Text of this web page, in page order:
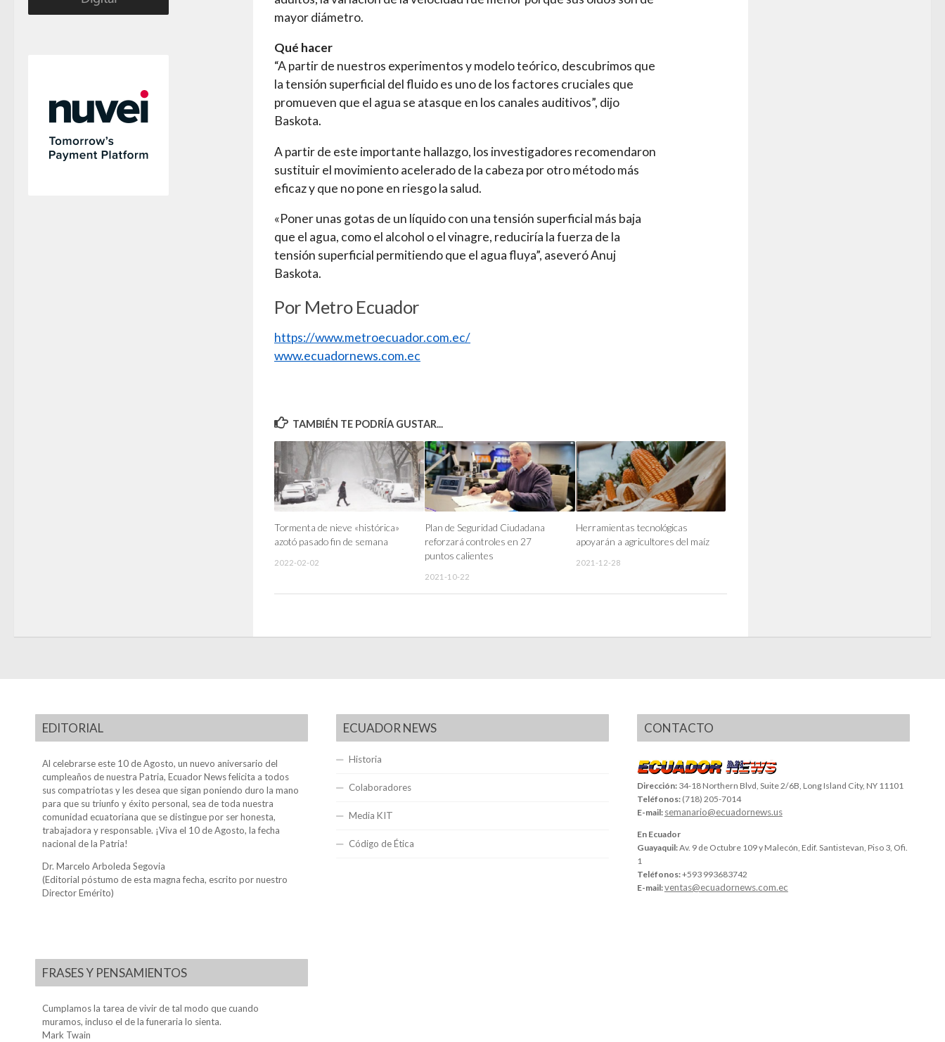
mayor diámetro.
Qué hacer
“A partir de nuestros experimentos y modelo teórico, descubrimos que
la tensión superficial del fluido es uno de los factores cruciales que
promueven que el agua se atasque en los canales auditivos”, dijo
Baskota.
A partir de este importante hallazgo, los investigadores recomendaron
sustituir el movimiento acelerado de la cabeza por otro método más
eficaz y que no pone en riesgo la salud.
«Poner unas gotas de un líquido con una tensión superficial más baja
que el agua, como el alcohol o el vinagre, reduciría la fuerza de la
tensión superficial permitiendo que el agua fluya”, aseveró Anuj
Baskota.
Por Metro Ecuador
https://www.metroecuador.com.ec/
www.ecuadornews.com.ec
TAMBIÉN TE PODRÍA GUSTAR...
Tormenta de nieve «histórica»
azotó pasado fin de semana
2022-02-02
Plan de Seguridad Ciudadana
reforzará controles en 27
puntos calientes
2021-10-22
Herramientas tecnológicas
apoyarán a agricultores del maíz
2021-12-28
EDITORIAL
Al celebrarse este 10 de Agosto, un nuevo aniversario del
cumpleaños de nuestra Patria, Ecuador News felicita a todos
sus compatriotas y les desea que sigan poniendo duro la mano
para que su triunfo y éxito personal, sea de toda nuestra
comunidad ecuatoriana que se distingue por ser honesta,
trabajadora y responsable. ¡Viva el 10 de Agosto, la fecha
nacional de la Patria!
Dr. Marcelo Arboleda Segovia
(Editorial póstumo de esta magna fecha, escrito por nuestro
Director Emérito)
FRASES Y PENSAMIENTOS
Cumplamos la tarea de vivir de tal modo que cuando
muramos, incluso el de la funeraria lo sienta.
Mark Twain
ECUADOR NEWS
Historia
Colaboradores
Media KIT
Código de Ética
CONTACTO
Dirección: 34-18 Northern Blvd, Suite 2/6B, Long Island City, NY 11101
Teléfonos: (718) 205-7014
E-mail: semanario@ecuadornews.us
En Ecuador
Guayaquil:Av. 9 de Octubre 109 y Malecón, Edif. Santistevan, Piso 3, Ofi.
1
Teléfonos:+593 993683742
E-mail:ventas@ecuadornews.com.ec